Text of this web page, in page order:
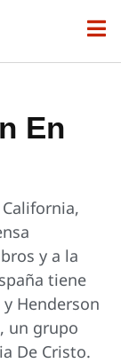
En
y a la
tiene
Henderson
un grupo
De Cristo.